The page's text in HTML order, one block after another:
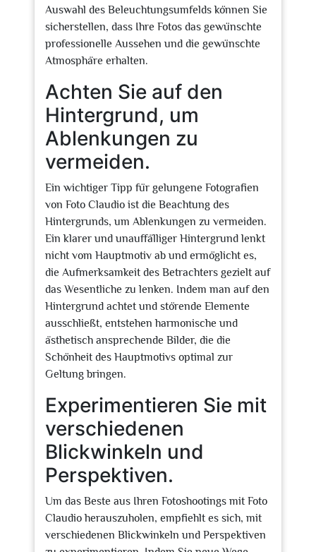
Auswahl des Beleuchtungsumfelds können Sie
sicherstellen, dass Ihre Fotos das gewünschte
professionelle Aussehen und die gewünschte
Atmosphäre erhalten.
Achten Sie auf den
Hintergrund, um
Ablenkungen zu
vermeiden.
Ein wichtiger Tipp für gelungene Fotografien
von Foto Claudio ist die Beachtung des
Hintergrunds, um Ablenkungen zu vermeiden.
Ein klarer und unauffälliger Hintergrund lenkt
nicht vom Hauptmotiv ab und ermöglicht es,
die Aufmerksamkeit des Betrachters gezielt auf
das Wesentliche zu lenken. Indem man auf den
Hintergrund achtet und störende Elemente
ausschließt, entstehen harmonische und
ästhetisch ansprechende Bilder, die die
Schönheit des Hauptmotivs optimal zur
Geltung bringen.
Experimentieren Sie mit
verschiedenen
Blickwinkeln und
Perspektiven.
Um das Beste aus Ihren Fotoshootings mit Foto
Claudio herauszuholen, empfiehlt es sich, mit
verschiedenen Blickwinkeln und Perspektiven